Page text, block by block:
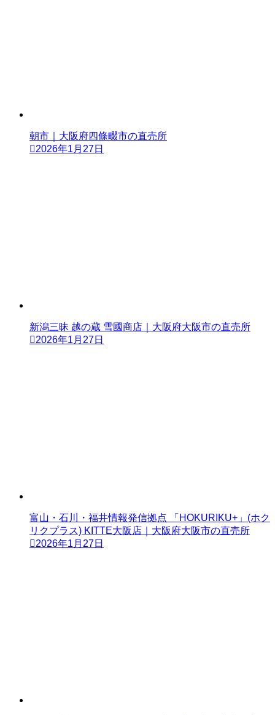
朝市｜大阪府四條畷市の直売所
2026年1月27日
新潟三昧 越の蔵 雪國商店｜大阪府大阪市の直売所
2026年1月27日
富山・石川・福井情報発信拠点 「HOKURIKU+」(ホク
リクプラス) KITTE大阪店｜大阪府大阪市の直売所
2026年1月27日